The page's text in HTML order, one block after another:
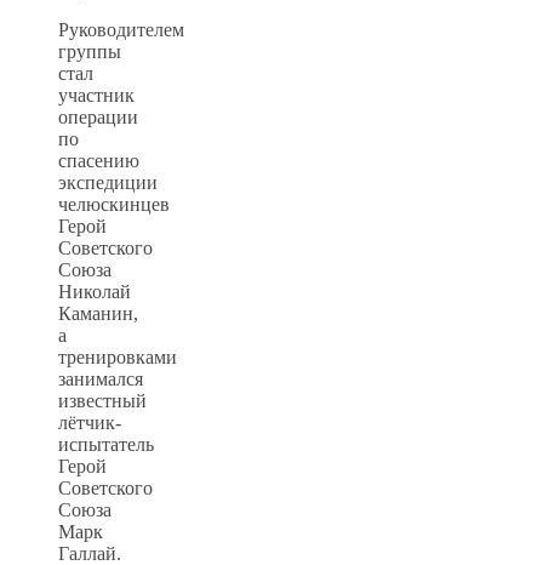
Руководителем
группы
стал
участник
операции
по
спасению
экспедиции
челюскинцев
Герой
Советского
Союза
Николай
Каманин,
а
тренировками
занимался
известный
лётчик-
испытатель
Герой
Советского
Союза
Марк
Галлай.